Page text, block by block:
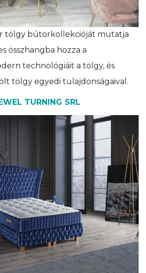
tölgy bútorkollekcióját mutatja
összhangba hozza a
technológiáit a tölgy, és
tölgy egyedi tulajdonságaival.
TURNING SRL